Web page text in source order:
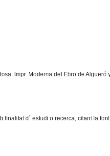
Impr. Moderna del Ebro de Algueró
finalitat d´ estudi o recerca, citant la